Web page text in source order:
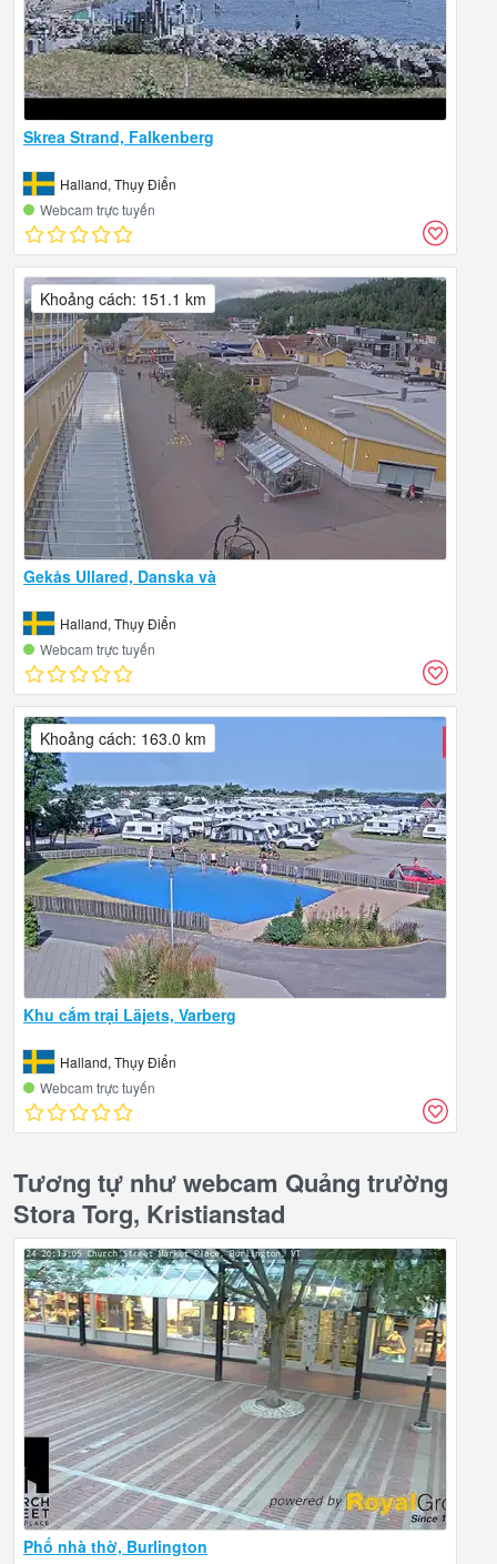
Skrea Strand, Falkenberg
Halland, Thụy Điển
Webcam trực tuyến
Gekås Ullared, Danska và
Halland, Thụy Điển
Webcam trực tuyến
Khoảng cách: 151.1 km
Khu cắm trại Läjets, Varberg
Halland, Thụy Điển
Webcam trực tuyến
Khoảng cách: 163.0 km
Tương tự như webcam Quảng trường
Stora Torg, Kristianstad
Phố nhà thờ, Burlington